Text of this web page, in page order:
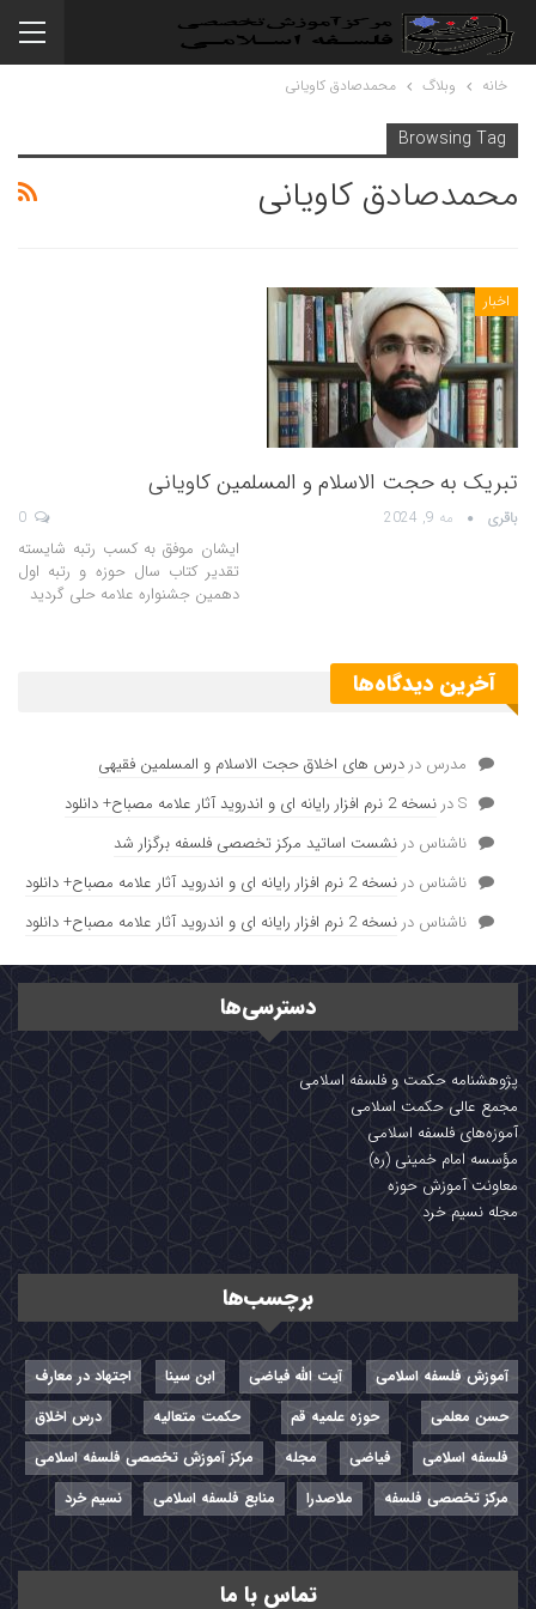
خانه وبلاگ محمدصادق کاویانی
Browsing Tag
محمدصادق کاویانی
اخبار
تبریک به حجت الاسلام و المسلمین کاویانی
باقری مه 9, 2024
ایشان موفق به کسب رتبه شایسته
تقدیر کتاب سال حوزه و رتبه اول
دهمین جشنواره علامه حلی گردید
آخرین دیدگاه‌ها
مدرس در درس های اخلاق حجت الاسلام و المسلمین فقیهی
Sدر نسخه 2 نرم افزار رایانه ای و اندروید آثار علامه مصباح+ دانلود
ناشناس در نشست اساتید مرکز تخصصی فلسفه برگزار شد
ناشناس در نسخه 2 نرم افزار رایانه ای و اندروید آثار علامه مصباح+ دانلود
ناشناس در نسخه 2 نرم افزار رایانه ای و اندروید آثار علامه مصباح+ دانلود
دسترسی‌ها
پژوهشنامه حکمت و فلسفه اسلامی
مجمع عالی حکمت اسلامی
آموزه‌های فلسفه اسلامی
مؤسسه امام خمینی (ره)
معاونت آموزش حوزه
مجله نسیم خرد
برچسب‌ها
آموزش فلسفه اسلامی آیت الله فیاضی ابن سینا
اجتهاد در معارف
حسن معلمی
حوزه علمیه قم حکمت متعالیه
درس اخلاق
فلسفه اسلامی
فیاضی مجله
مرکز آموزش تخصصی فلسفه اسلامی
مرکز تخصصی فلسفه
ملاصدرا منابع فلسفه اسلامی نسیم خرد
تماس با ما